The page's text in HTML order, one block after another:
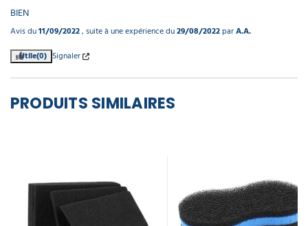
PRODUITS SIMILAIRES
BIEN
Avis du11/09/2022, suite à une expérience du29/08/2022parA.A.
Utile(0) Signaler